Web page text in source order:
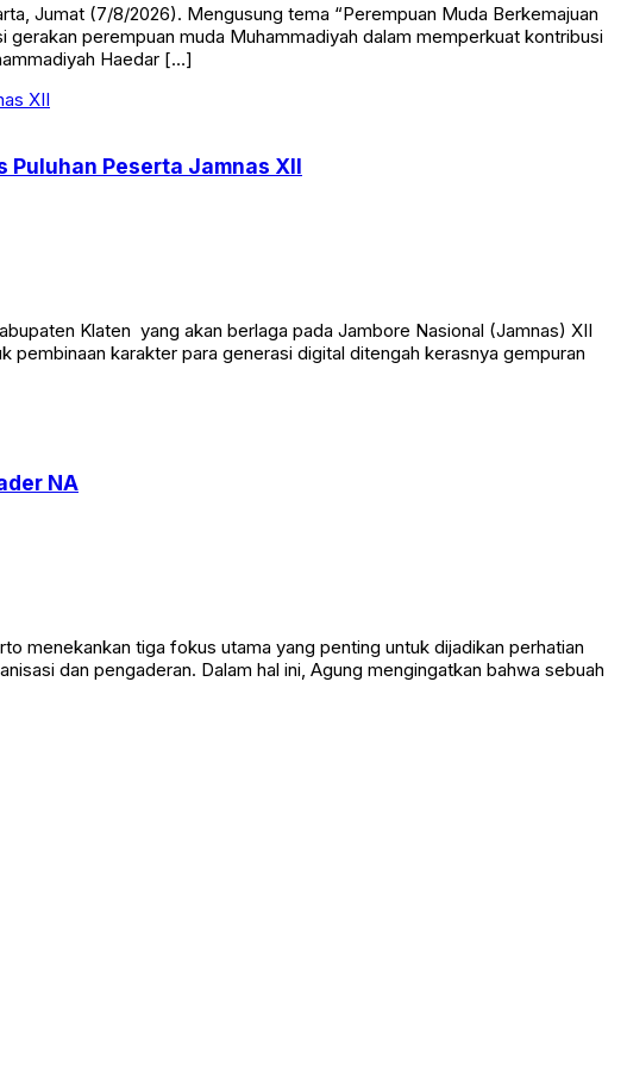
Jumat (7/8/2026). Mengusung tema “Perempuan Muda Berkemajuan
perempuan muda Muhammadiyah dalam memperkuat kontribusi
Haedar […]
Puluhan Peserta Jamnas XII
Klaten yang akan berlaga pada Jambore Nasional (Jamnas) XII
pembinaan karakter para generasi digital ditengah kerasnya gempuran
NA
menekankan tiga fokus utama yang penting untuk dijadikan perhatian
dan pengaderan. Dalam hal ini, Agung mengingatkan bahwa sebuah